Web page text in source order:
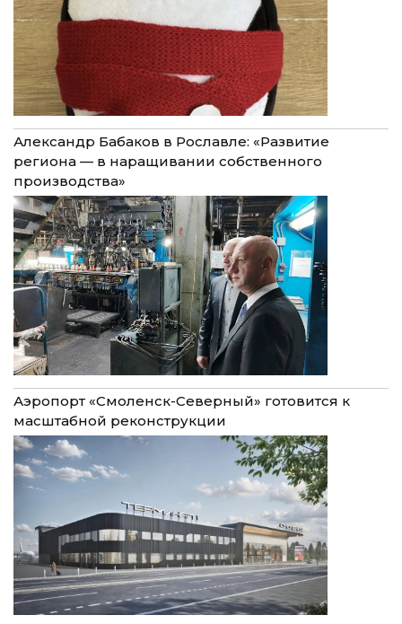
Александр Бабаков в Рославле: «Развитие
региона — в наращивании собственного
производства»
Аэропорт «Смоленск-Северный» готовится к
масштабной реконструкции